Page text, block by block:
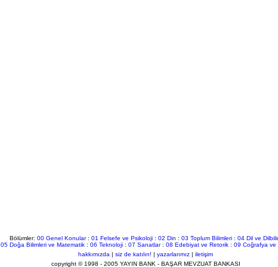
Bölümler: 00 Genel Konular: 01 Felsefe ve Psikoloji : 02 Din : 03 Toplum Bilimleri : 04 Dil ve
05 Doğa Bilimleri ve Matematik: 06 Teknoloji: 07 Sanatlar: 08 Edebiyat ve Retorik: 09 Coğrafya ve
hakkımızda | siz de katılın! | yazarlarımız | iletişim
copyright © 1998 - 2005 YAYIN BANK - BAŞAR MEVZUAT BANKASI